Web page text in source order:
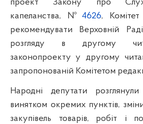
проект Закону про
капеланства, № 4626,
рекомендувати Верховній
розгляду в другому
законопроекту у другому
запропонованій Комітетом
Народні депутати
винятком окремих пунктів,
закупівель товарів, робіт і